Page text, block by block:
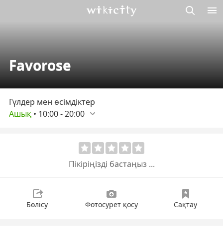
Favorose
Гүлдер мен өсімдіктер
Ашық • 10:00-20:00
Пікіріңізді бастаңыз ...
Бөлісу Фотосурет қосу Сақтау